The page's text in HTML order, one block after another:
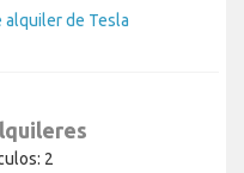
alquiler de Tesla
2